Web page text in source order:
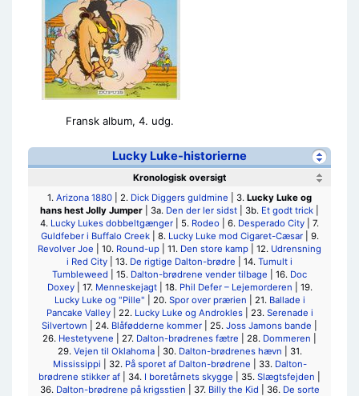
Fransk album, 4. udg.
Lucky Luke-historierne
Kronologisk oversigt
1. Arizona 1880 | 2. Dick Diggers guldmine | 3. Lucky Luke og
hans hest Jolly Jumper | 3a. Den der ler sidst | 3b. Et godt trick
4. Lucky Lukes dobbeltgænger | 5. Rodeo | 6. Desperado City | 7.
Guldfeber i Buffalo Creek| 8. Lucky Luke mod Cigaret-Cæsar| 9.
Revolver Joe | 10. Round-up | 11. Den store kamp | 12. Udrensning
i Red City | 13. De rigtige Dalton-brødre | 14. Tumult i
Tumbleweed | 15. Dalton-brødrene vender tilbage | 16. Doc
Doxey| 17. Menneskejagt| 18. Phil Defer – Lejemorderen | 19.
Lucky Luke og "Pille" | 20. Spor over prærien | 21. Ballade i
Pancake Valley| 22. Lucky Luke og Androkles| 23. Serenade i
Silvertown | 24. Blåfødderne kommer | 25. Joss Jamons bande
26. Hestetyvene | 27. Dalton-brødrenes fætre | 28. Dommeren
29. Vejen til Oklahoma| 30. Dalton-brødrenes hævn | 31.
Mississippi | 32. På sporet af Dalton-brødrene | 33. Dalton-
brødrene stikker af | 34. I boretårnets skygge | 35. Slægtsfejden
36. Dalton-brødrene på krigsstien | 37. Billy the Kid | 36. De sorte